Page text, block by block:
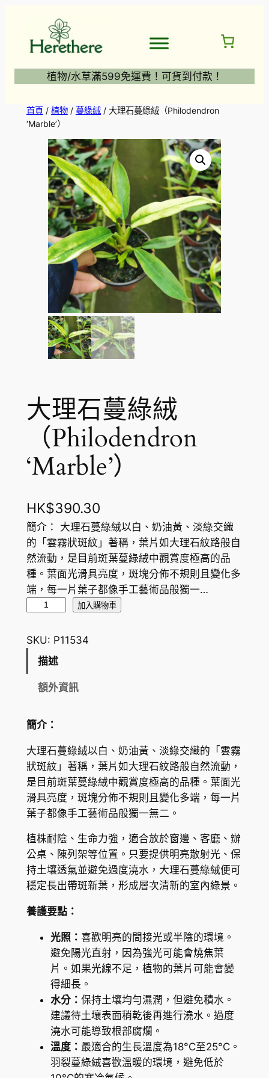
植物/水草滿599免運費！可貨到付款！
首頁/ 植物/ 蔓綠絨/ 大理石蔓綠絨（Philodendron
‘Marble’）
大理石蔓綠絨
（Philodendron
‘Marble’）
HK$390.30
簡介： 大理石蔓綠絨以白、奶油黃、淡綠交織
的「雲霧狀斑紋」著稱，葉片如大理石紋路般自
然流動，是目前斑葉蔓綠絨中觀賞度極高的品
種。葉面光滑具亮度，斑塊分佈不規則且變化多
端，每一片葉子都像手工藝術品般獨一…
石
蔓
h
l
o
d
e
d
r
o
n
M
加入購物車
SKU: P11534
描述
額外資訊
簡介：
大理石蔓綠絨以白、奶油黃、淡綠交織的「雲霧
狀斑紋」著稱，葉片如大理石紋路般自然流動，
是目前斑葉蔓綠絨中觀賞度極高的品種。葉面光
滑具亮度，斑塊分佈不規則且變化多端，每一片
葉子都像手工藝術品般獨一無二。
植株耐陰、生命力強，適合放於窗邊、客廳、辦
公桌、陳列架等位置。只要提供明亮散射光、保
持土壤透氣並避免過度澆水，大理石蔓綠絨便可
穩定長出帶斑新葉，形成層次清新的室內綠景。
養護要點：
光照： 喜歡明亮的間接光或半陰的環境。
避免陽光直射，因為強光可能會燒焦葉
片。如果光線不足，植物的葉片可能會變
得細長。
水分： 保持土壤均勻濕潤，但避免積水。
建議待土壤表面稍乾後再進行澆水。過度
澆水可能導致根部腐爛。
溫度： 最適合的生長溫度為18°C至25°C。
羽裂蔓綠絨喜歡溫暖的環境，避免低於